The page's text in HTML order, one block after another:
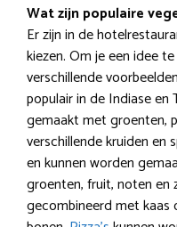
Wat zijn populaire
Er zijn in de
kiezen. Om je een idee
verschillende
populair in de Indiase en
gemaakt met groenten,
verschillende kruiden en
en kunnen worden
groenten, fruit, noten en
gecombineerd met